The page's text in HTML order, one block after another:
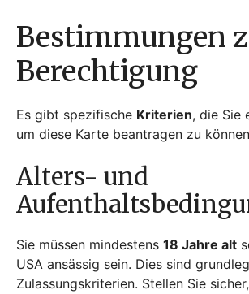
Bestimmungen
Berechtigung
Es gibt spezifische Kriterien, die Sie
um diese Karte beantragen zu
Alters- und
Sie müssen mindestens 18 Jahre alt
USA ansässig sein. Dies sind
Zulassungskriterien. Stellen Sie